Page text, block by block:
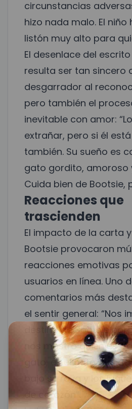
circunstancias
hizo nada malo. El niño
listón muy alto para
El desenlace del
resulta ser tan sincero
desgarrador al
pero también el
inevitable con amor:
extrañar, pero si él
también. Su sueño es
gato gordito, amoroso
Cuida bien de Bootsie,
Reacciones que
trascienden
El impacto de la carta
Bootsie provocaron
reacciones emotivas
usuarios en línea. Uno
comentarios más
el sentir general: “Nos
destino de Bootsie
nos mostró quién es.
gato; es el gato que
bajo su raya y los
de corazón”.